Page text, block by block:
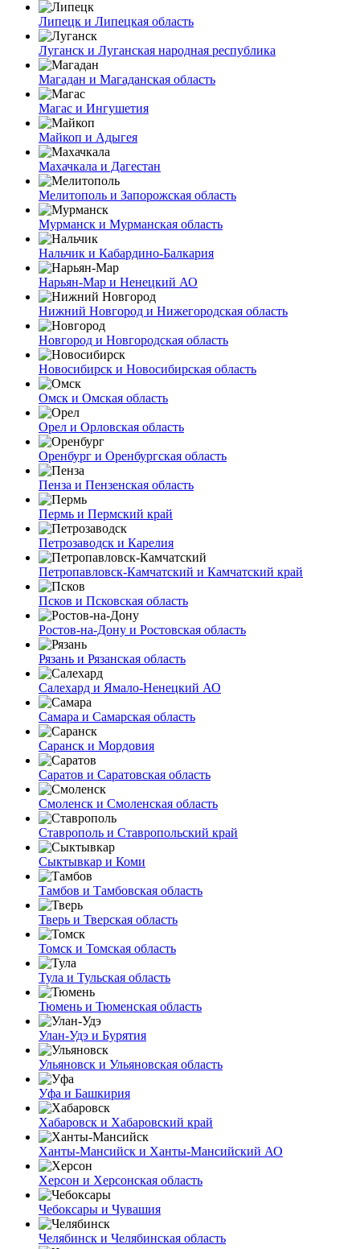
Липецк и Липецкая область
Луганск и Луганская народная республика
Магадан и Магаданская область
Магас и Ингушетия
Майкоп и Адыгея
Махачкала и Дагестан
Мелитополь и Запорожская область
Мурманск и Мурманская область
Нальчик и Кабардино-Балкария
Нарьян-Мар и Ненецкий АО
Нижний Новгород и Нижегородская область
Новгород и Новгородская область
Новосибирск и Новосибирская область
Омск и Омская область
Орел и Орловская область
Оренбург и Оренбургская область
Пенза и Пензенская область
Пермь и Пермский край
Петрозаводск и Карелия
Петропавловск-Камчатский и Камчатский край
Псков и Псковская область
Ростов-на-Дону и Ростовская область
Рязань и Рязанская область
Салехард и Ямало-Ненецкий АО
Самара и Самарская область
Саранск и Мордовия
Саратов и Саратовская область
Смоленск и Смоленская область
Ставрополь и Ставропольский край
Сыктывкар и Коми
Тамбов и Тамбовская область
Тверь и Тверская область
Томск и Томская область
Тула и Тульская область
Тюмень и Тюменская область
Улан-Удэ и Бурятия
Ульяновск и Ульяновская область
Уфа и Башкирия
Хабаровск и Хабаровский край
Ханты-Мансийск и Ханты-Мансийский АО
Херсон и Херсонская область
Чебоксары и Чувашия
Челябинск и Челябинская область